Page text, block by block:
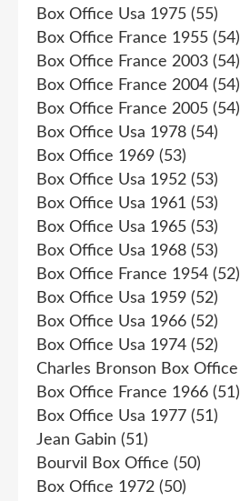
Box Office Usa 1975 (55)
Box Office France 1955 (54)
Box Office France 2003 (54)
Box Office France 2004 (54)
Box Office France 2005 (54)
Box Office Usa 1978 (54)
Box Office 1969 (53)
Box Office Usa 1952 (53)
Box Office Usa 1961 (53)
Box Office Usa 1965 (53)
Box Office Usa 1968 (53)
Box Office France 1954 (52)
Box Office Usa 1959 (52)
Box Office Usa 1966 (52)
Box Office Usa 1974 (52)
Charles Bronson Box Office
Box Office France 1966 (51)
Box Office Usa 1977 (51)
Jean Gabin (51)
Bourvil Box Office (50)
Box Office 1972 (50)